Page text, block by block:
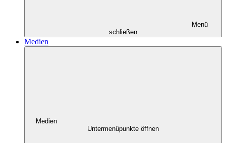
Menü
schließen
Medien
Medien
Untermenüpunkte öffnen